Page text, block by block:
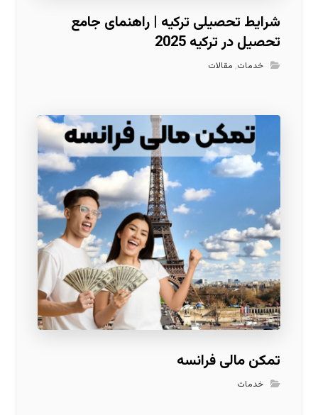
شرایط تحصیلی ترکیه | راهنمای جامع
تحصیل در ترکیه 2025
خدمات, مقالات
تمکن مالی فرانسه
خدمات